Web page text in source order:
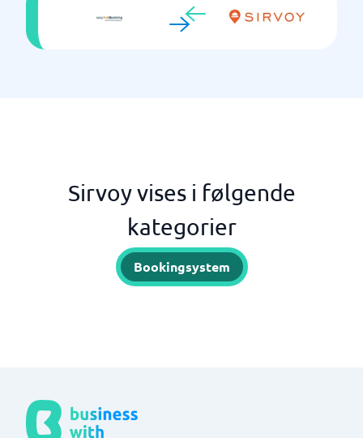
Sirvoy vises i følgende
kategorier
Bookingsystem